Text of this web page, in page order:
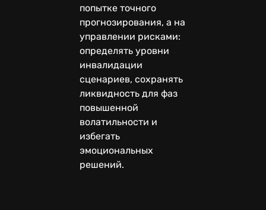
попытке точного
прогнозирования, а на
управлении рисками:
определять уровни
инвалидации
сценариев, сохранять
ликвидность для фаз
повышенной
волатильности и
избегать
эмоциональных
решений.